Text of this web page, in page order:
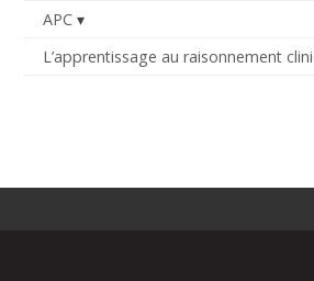
APC
L’apprentissage au raisonnement